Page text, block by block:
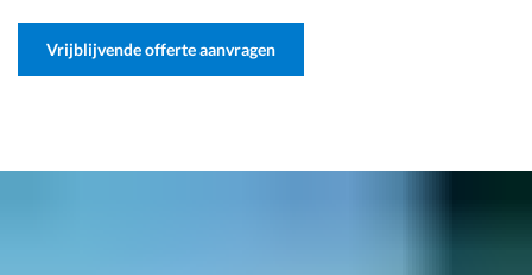
Vrijblijvende offerte aanvragen